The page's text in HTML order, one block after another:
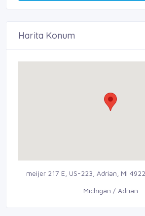
Harita Konum
meijer 217 E, US-223, Adrian, MI
Michigan / Adrian